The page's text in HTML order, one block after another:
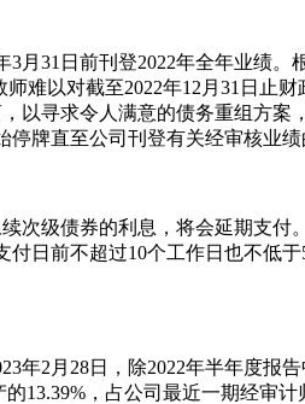
31日前刊登2022年全年业绩。
难以对截至2022年12月31日止
寻求令人满意的债务重组方
牌直至公司刊登有关经审核业绩
级债券的利息，将会延期支付
日前不超过10个工作日也不
2月28日，除2022年半年度报
，占公司最近一期经审计